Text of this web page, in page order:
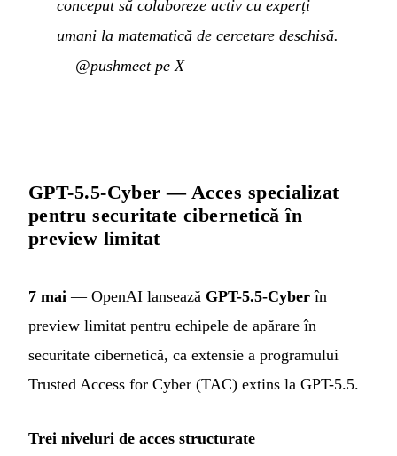
conceput să colaboreze activ cu experți
umani la matematică de cercetare deschisă.
— @pushmeet pe X
GPT-5.5-Cyber — Acces specializat
pentru securitate cibernetică în
preview limitat
7 mai — OpenAI lansează GPT-5.5-Cyber în
preview limitat pentru echipele de apărare în
securitate cibernetică, ca extensie a programului
Trusted Access for Cyber (TAC) extins la GPT-5.5.
Trei niveluri de acces structurate